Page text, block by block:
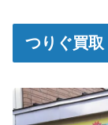
つりぐ買